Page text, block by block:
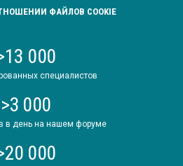
ФАЙЛОВ COOKIE
000
специалистов
>3 000
в день на нашем форуме
000